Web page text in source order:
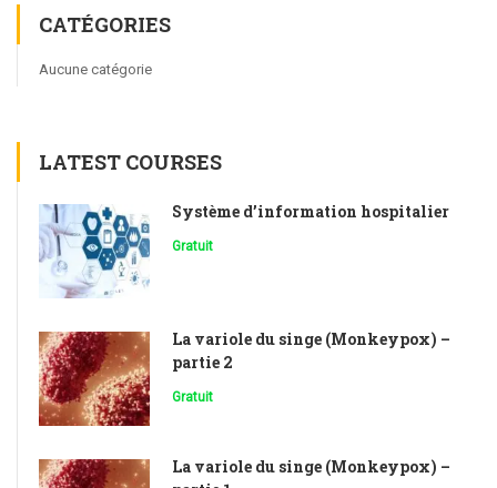
CATÉGORIES
Aucune catégorie
LATEST COURSES
Système d’information hospitalier
Gratuit
La variole du singe (Monkeypox) –
partie 2
Gratuit
La variole du singe (Monkeypox) –